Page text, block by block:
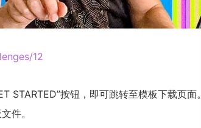
12
STARTED”按钮，即可跳转至模板下载页面。
件。